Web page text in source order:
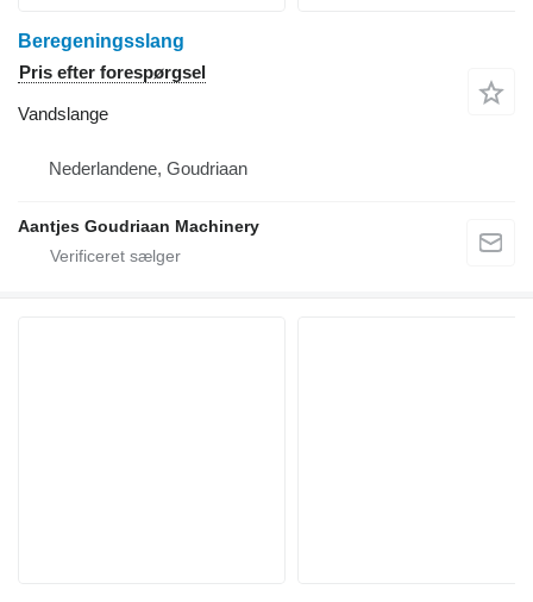
Beregeningsslang
Pris efter forespørgsel
Vandslange
Nederlandene, Goudriaan
Aantjes Goudriaan Machinery